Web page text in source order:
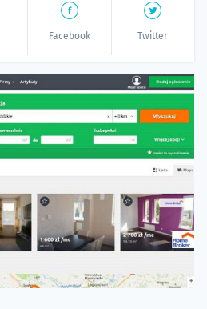
Facebook Twitter
НАБОР